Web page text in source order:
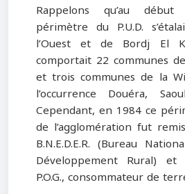
Rappelons qu’au
périmètre du P.U.D.
l’Ouest et de Bordj El
comportait 22 communes
et trois communes de la
l’occurrence Douéra,
Cependant, en 1984 ce
de l’agglomération fut
B.N.E.D.E.R. (Bureau
Développement Rural)
P.O.G., consommateur de